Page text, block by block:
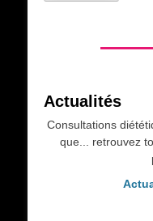
Actualités
Consultations
que... retrouvez